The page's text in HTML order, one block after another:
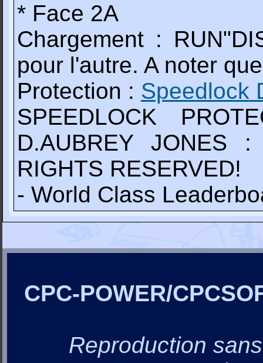
* Face 2A
Chargement :
pour l'autre. A noter
Protection : Speedlock
SPEEDLOCK
D.AUBREY JONES
RIGHTS RESERVED!
- World Class
CPC-POWER/
Reproduction